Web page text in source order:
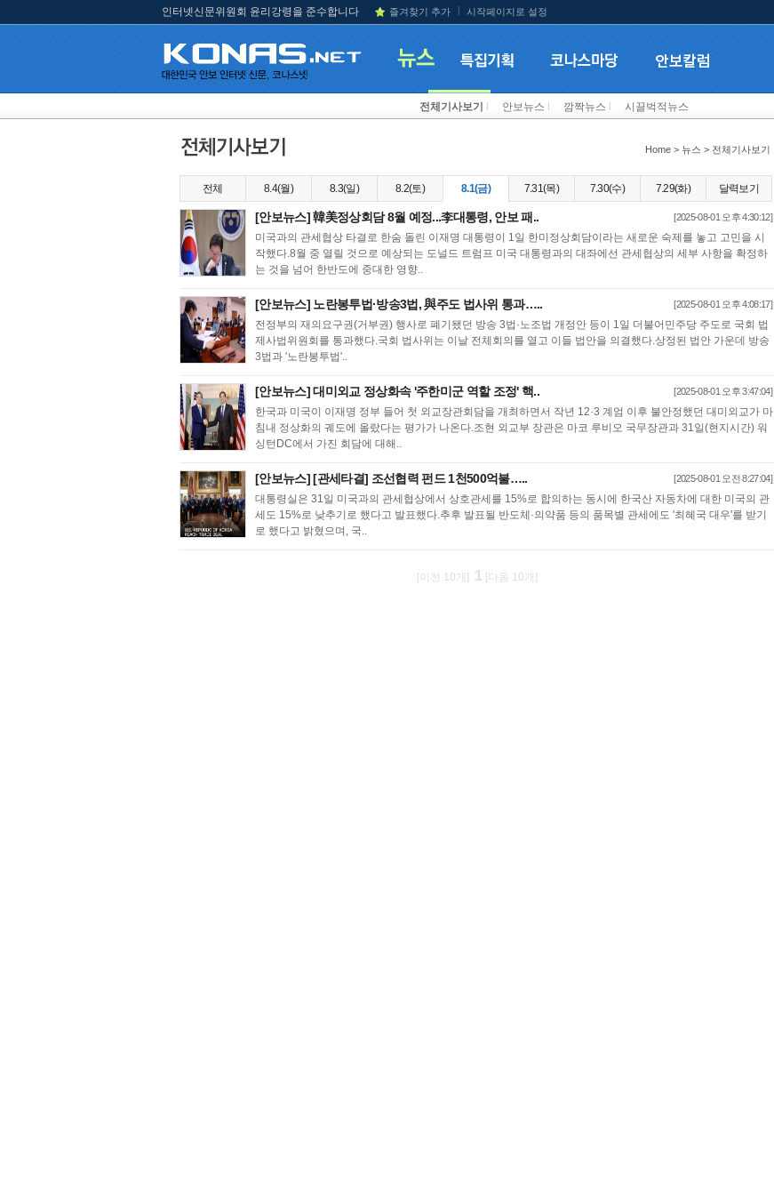
인터넷신문위원회 윤리강령을 준수합니다 즐겨찾기 추가 시작페이지로 설정
전체기사보기 안보뉴스 깜짝뉴스 시끌벅적뉴스
Home > 뉴스 > 전체기사보기
전체 8.4(월) 8.3(일) 8.2(토) 8.1(금) 7.31(목) 7.30(수) 7.29(화) 달력보기
[안보뉴스] 韓美정상회담 8월 예정...李대통령, 안보 패.. [2025-08-01 오후 4:30:12]
미국과의 관세협상 타결로 한숨 돌린 이재명 대통령이 1일 한미정상회담이라는 새로운 숙제를 놓고 고민을 시
작했다.8월 중 열릴 것으로 예상되는 도널드 트럼프 미국 대통령과의 대좌에선 관세협상의 세부 사항을 확정하
는 것을 넘어 한반도에 중대한 영향..
[안보뉴스] 노란봉투법·방송3법, 與주도 법사위 통과….. [2025-08-01 오후 4:08:17]
전정부의 재의요구권(거부권) 행사로 폐기됐던 방송 3법·노조법 개정안 등이 1일 더불어민주당 주도로 국회 법
제사법위원회를 통과했다.국회 법사위는 이날 전체회의를 열고 이들 법안을 의결했다.상정된 법안 가운데 방송
3법과 '노란봉투법'..
[안보뉴스] 대미외교 정상화속 '주한미군 역할 조정' 핵.. [2025-08-01 오후 3:47:04]
한국과 미국이 이재명 정부 들어 첫 외교장관회담을 개최하면서 작년 12·3 계엄 이후 불안정했던 대미외교가 마
침내 정상화의 궤도에 올랐다는 평가가 나온다.조현 외교부 장관은 마코 루비오 국무장관과 31일(현지시간) 워
싱턴DC에서 가진 회담에 대해..
[안보뉴스] [관세타결] 조선협력 펀드 1천500억불….. [2025-08-01 오전 8:27:04]
대통령실은 31일 미국과의 관세협상에서 상호관세를 15%로 합의하는 동시에 한국산 자동차에 대한 미국의 관
세도 15%로 낮추기로 했다고 발표했다.추후 발표될 반도체·의약품 등의 품목별 관세에도 '최혜국 대우'를 받기
로 했다고 밝혔으며, 국..
[이전 10개] 1 [다음 10개]